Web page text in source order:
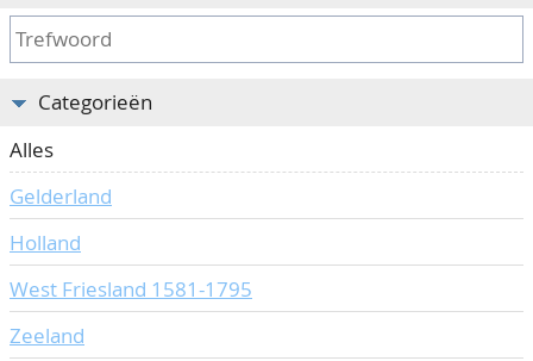
Voorwaarden
CATALOGI/OPBRENGSTEN
AGENDA
OVER ONS
Ons Team
80 jarig bestaan
CONTACT
ACCOUNT
Categorieën
Alles
Gelderland
Holland
West Friesland 1581-1795
Zeeland